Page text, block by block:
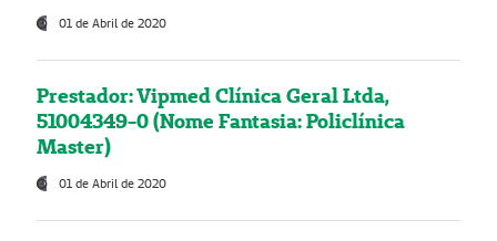
01 de Abril de 2020
Prestador: Vipmed Clínica Geral Ltda,
51004349-0 (Nome Fantasia: Policlínica
Master)
01 de Abril de 2020